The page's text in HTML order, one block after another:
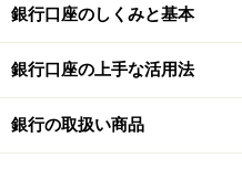
・金利：0.6％（2026年5月
・預入期間：3年
【30万円・50万円を預け
銀行口座のしくみと基本
銀行口座の上手な活用法
銀行の取扱い商品